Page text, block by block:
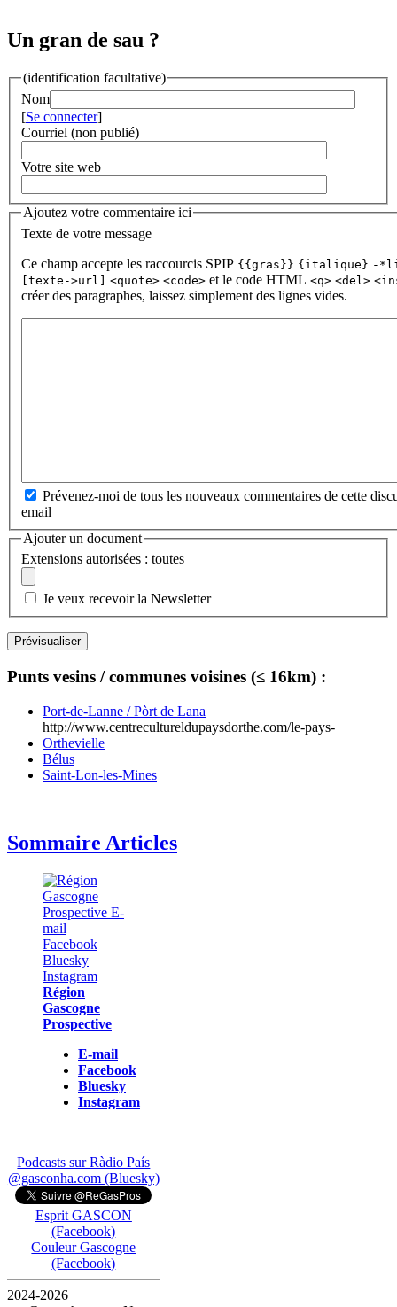
Un gran de sau ?
(identification facultative)
Nom
[Se connecter]
Courriel (non publié)
Votre site web
Ajoutez votre commentaire ici
Texte de votre message
Ce champ accepte les raccourcis SPIP {{gras}} {italique} -
[texte->url] <quote> <code> et le code HTML <q> <del>
créer des paragraphes, laissez simplement des lignes vides.
Prévenez-moi de tous les nouveaux commentaires de cette
email
Ajouter un document
Extensions autorisées : toutes
Je veux recevoir la Newsletter
Punts vesins / communes voisines (≤ 16km) :
Port-de-Lanne / Pòrt de Lana
http://www.centrecultureldupaysdorthe.com/le-pays-
Orthevielle
Bélus
Saint-Lon-les-Mines
Sommaire Articles
Région
Gascogne
Prospective
E-mail
Facebook
Bluesky
Instagram
Podcasts sur Ràdio País
@gasconha.com (Bluesky)
Esprit GASCON
(Facebook)
Couleur Gascogne
(Facebook)
2024-2026